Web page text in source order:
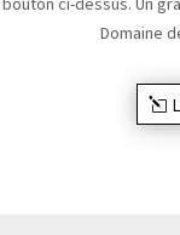
Domaine